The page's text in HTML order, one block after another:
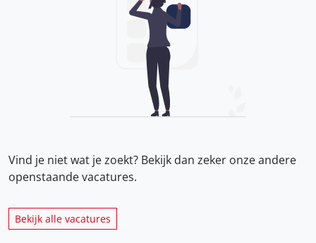
Vind je niet wat je zoekt? Bekijk dan zeker onzeandere
openstaande vacatures.
Bekijk alle vacatures